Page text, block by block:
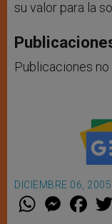
su valor para la
Publicaciones
DICIEMBRE 06,
W M
e
F
a